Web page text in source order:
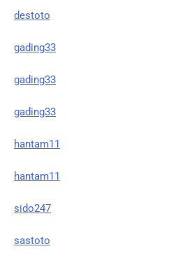
destoto
gading33
gading33
gading33
hantam11
hantam11
sido247
sastoto